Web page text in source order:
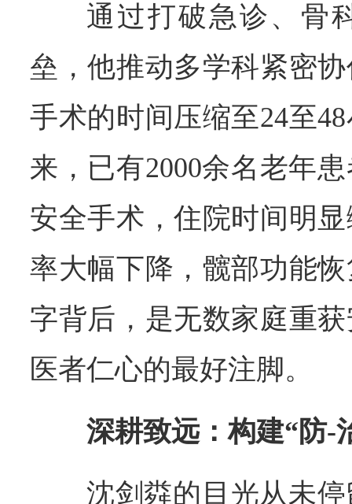
通过打破急诊、骨
垒，他推动多学科紧密
手术的时间压缩至24至
来，已有2000余名老年
安全手术，住院时间明
率大幅下降，髋部功能
字背后，是无数家庭重
医者仁心的最好注脚。
深耕致远：构建“防-
沈剑粦的目光从未